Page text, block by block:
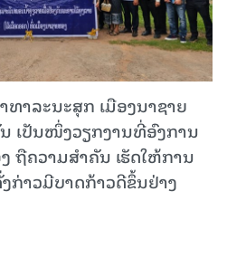
ທາລະນະສຸກ ເມືອງນາຊາຍ
ເປັນໜຶ່ງວຽກງານທີ່ອົງການ
ຖືຄວາມສຳຄັນ ເຮັດໃຫ້ການ
ກ່າວມີບາດກ້າວດີຂຶ້ນຢ່າງ